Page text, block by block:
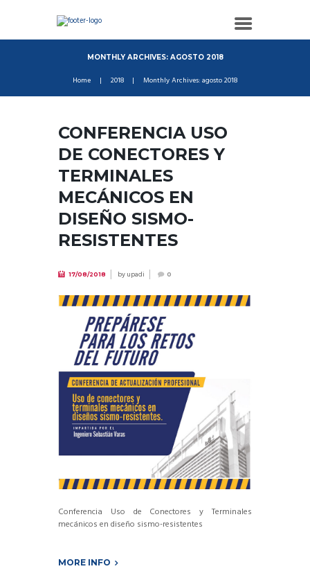
MONTHLY ARCHIVES: AGOSTO 2018
Home 2018 Monthly Archives: agosto 2018
CONFERENCIA USO
DE CONECTORES Y
TERMINALES
MECÁNICOS EN
DISEÑO SISMO-
RESISTENTES
17/08/2018 byupadi 0
Conferencia Uso de Conectores y Terminales
mecánicos en diseño sismo-resistentes
MORE INFO